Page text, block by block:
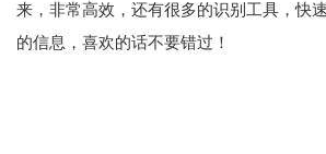
来，非常高效，还有很多的识别工具，快
的信息，喜欢的话不要错过！